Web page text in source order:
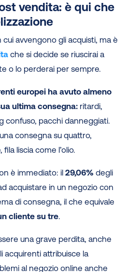
vendita: è qui che
avvengono gli acquisti, ma è
che si decide se riuscirai a
o lo perderai per sempre.
europei ha avuto almeno
ultima consegna: ritardi,
confuso, pacchi danneggiati.
consegna su quattro,
liscia come l’olio.
è immediato: il29,06% degli
acquistare in un negozio con
di consegna, il che equivale
cliente su tre.
una grave perdita, anche
acquirenti attribuisce la
al negozio online anche